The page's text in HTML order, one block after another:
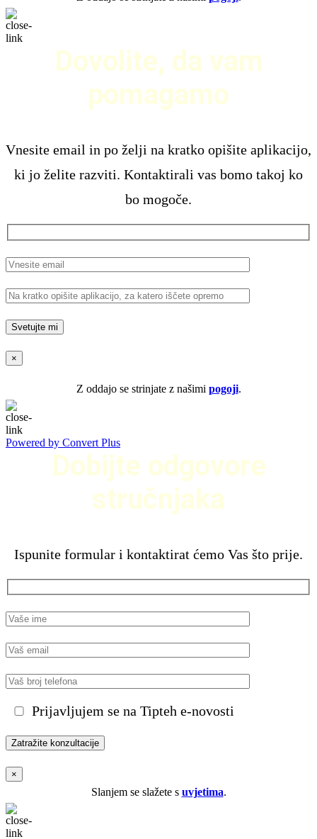
Dovolite, da vam
pomagamo
Vnesite email in po želji na kratko opišite aplikacijo,
ki jo želite razviti. Kontaktirali vas bomo takoj ko
bo mogoče.
×
Z oddajo se strinjate z našimi pogoji.
Powered by Convert Plus
Dobijte odgovore
stručnjaka
Ispunite formular i kontaktirat ćemo Vas što prije.
Prijavljujem se na Tipteh e-novosti
×
Slanjem se slažete s uvjetima.